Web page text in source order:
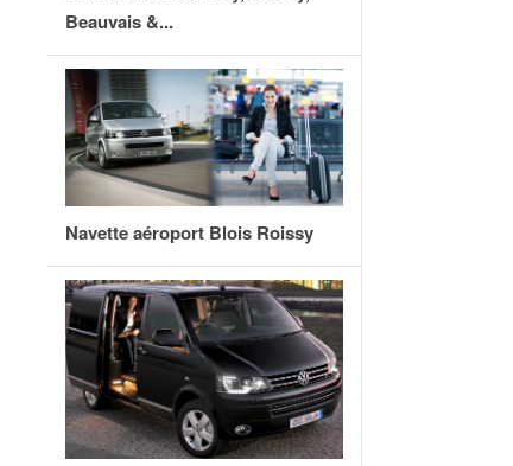
Beauvais &...
Navette aéroport Blois Roissy